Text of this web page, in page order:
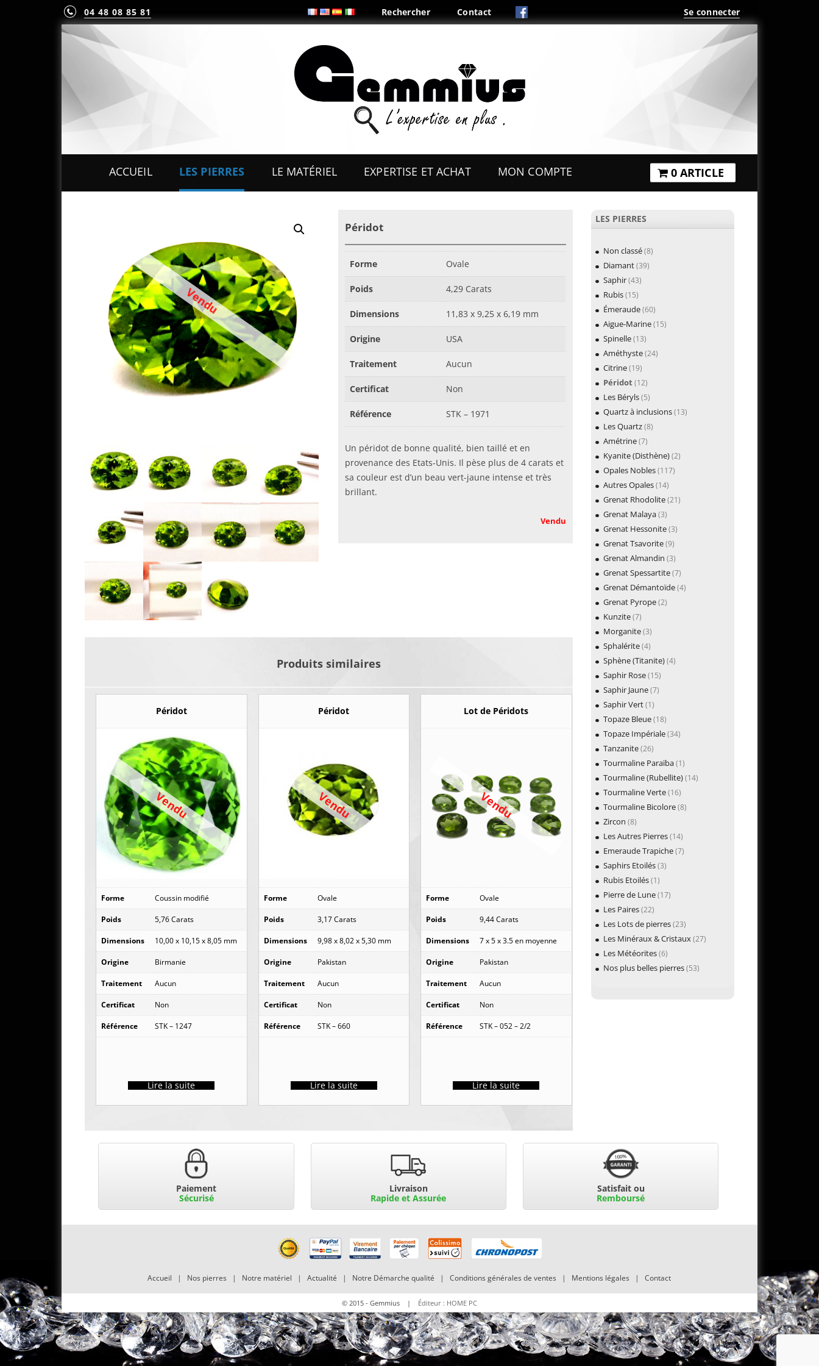
04 48 08 85 81 Rechercher Contact Se connecter
au
contenu
ACCUEIL LES PIERRES
MINÉRAUX & CRISTAUX
LE MATÉRIEL
COFFRETS & PRÉSENTOIRS
EXPERTISE ET ACHAT MON COMPTE 0 ARTICLE
Vendu
Péridot
Forme Ovale
Poids 4,29 Carats
Dimensions 11,83 x 9,25 x 6,19 mm
Origine USA
Traitement Aucun
Certificat Non
Référence STK – 1971
Un péridot de bonne qualité, bien taillé et en
provenance des Etats-Unis. Il pèse plus de 4 carats et
sa couleur est d’un beau vert-jaune intense et très
brillant.
Vendu
Produits similaires
Péridot
Vendu
Forme Coussin modifié
Poids 5,76 Carats
Dimensions 10,00 x 10,15 x 8,05 mm
Origine Birmanie
Traitement Aucun
Certificat Non
Référence STK – 1247
Lire la suite
Péridot
Vendu
Forme Ovale
Poids 3,17 Carats
Dimensions 9,98 x 8,02 x 5,30 mm
Origine Pakistan
Traitement Aucun
Certificat Non
Référence STK – 660
Lire la suite
Lot de Péridots
Vendu
Forme Ovale
Poids 9,44 Carats
Dimensions 7 x 5 x 3.5 en moyenne
Origine Pakistan
Traitement Aucun
Certificat Non
Référence STK – 052 – 2/2
Lire la suite
LES PIERRES
Non classé(8)
Diamant(39)
Saphir(43)
Rubis(15)
Émeraude(60)
Aigue-Marine(15)
Spinelle(13)
Améthyste(24)
Citrine(19)
Péridot (12)
Les Béryls(5)
Quartz à inclusions(13)
Les Quartz(8)
Amétrine(7)
Kyanite (Disthène)(2)
Opales Nobles(117)
Autres Opales(14)
Grenat Rhodolite(21)
Grenat Malaya(3)
Grenat Hessonite(3)
Grenat Tsavorite(9)
Grenat Almandin (3)
Grenat Spessartite(7)
Grenat Démantoïde(4)
Grenat Pyrope(2)
Kunzite(7)
Morganite(3)
Sphalérite(4)
Sphène (Titanite)(4)
Saphir Rose(15)
Saphir Jaune(7)
Saphir Vert(1)
Topaze Bleue(18)
Topaze Impériale(34)
Tanzanite(26)
Tourmaline Paraïba(1)
Tourmaline (Rubellite)(14)
Tourmaline Verte(16)
Tourmaline Bicolore(8)
Zircon (8)
Les Autres Pierres(14)
Emeraude Trapiche(7)
Saphirs Etoilés(3)
Rubis Etoilés(1)
Pierre de Lune(17)
Les Paires(22)
Les Lots de pierres(23)
Les Minéraux & Cristaux(27)
Les Météorites(6)
Nos plus belles pierres(53)
Paiement
Sécurisé
Livraison
Rapide et Assurée
Satisfait ou
Remboursé
Accueil | Nos pierres | Notre matériel |Actualité | Notre Démarche qualité |Conditions générales de ventes | Mentions légales |Contact
© 2015 - Gemmius | Éditeur : HOME PC